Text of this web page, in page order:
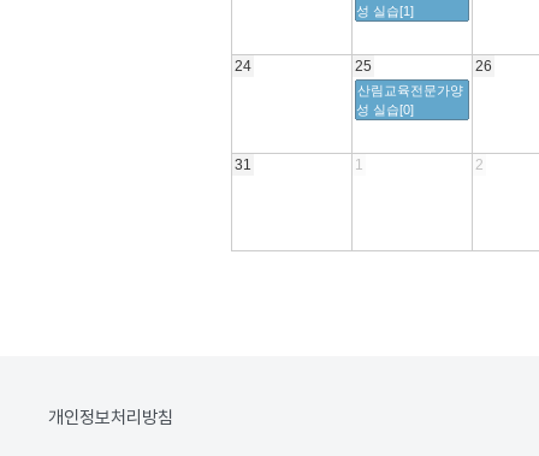
24 25 26
31 1 2
성 실습[1]
산림교육전문가양
성 실습[0]
개인정보처리방침